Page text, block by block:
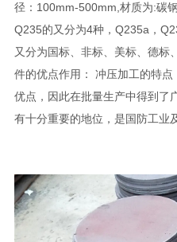
径：100mm-500mm,材质为:碳
Q235的又分为4种，Q235a，
又分为国标、非标、美标、德标
件的优点作用： 冲压加工的特
优点，因此在批量生产中得到了
有十分重要的地位，是国防工业